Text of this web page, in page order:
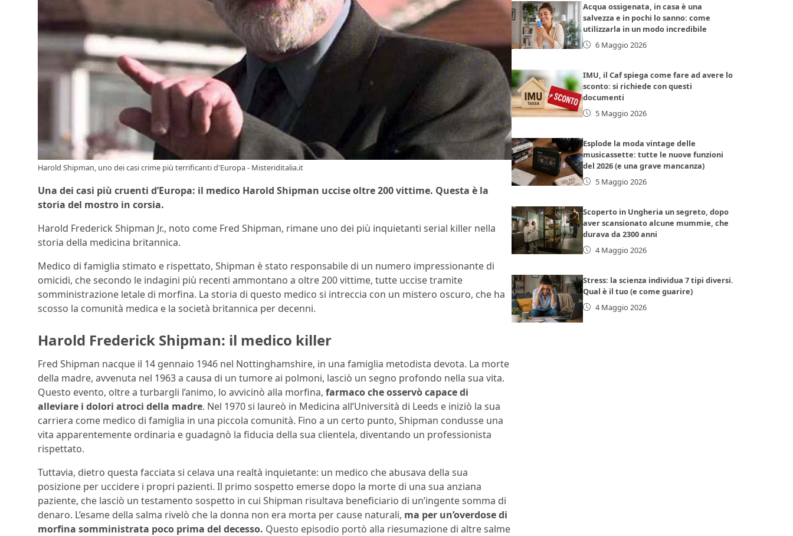
Harold Shipman, uno dei casi crime più terrificanti d'Europa - Misteriditalia.it
Una dei casi più cruenti d’Europa: il medico Harold Shipman uccise oltre 200 vittime. Questa è la
storia del mostro in corsia.
Harold Frederick Shipman Jr., noto come Fred Shipman, rimane uno dei più inquietanti serial killer nella
storia della medicina britannica.
Medico di famiglia stimato e rispettato, Shipman è stato responsabile di un numero impressionante di
omicidi, che secondo le indagini più recenti ammontano a oltre 200 vittime, tutte uccise tramite
somministrazione letale di morfina. La storia di questo medico si intreccia con un mistero oscuro, che ha
scosso la comunità medica e la società britannica per decenni.
Harold Frederick Shipman: il medico killer
Fred Shipman nacque il 14 gennaio 1946 nel Nottinghamshire, in una famiglia metodista devota. La morte
della madre, avvenuta nel 1963 a causa di un tumore ai polmoni, lasciò un segno profondo nella sua vita.
Questo evento, oltre a turbargli l’animo, lo avvicinò alla morfina, farmaco che osservò capace di
alleviare i dolori atroci della madre. Nel 1970 si laureò in Medicina all’Università di Leeds e iniziò la sua
carriera come medico di famiglia in una piccola comunità. Fino a un certo punto, Shipman condusse una
vita apparentemente ordinaria e guadagnò la fiducia della sua clientela, diventando un professionista
rispettato.
Tuttavia, dietro questa facciata si celava una realtà inquietante: un medico che abusava della sua
posizione per uccidere i propri pazienti. Il primo sospetto emerse dopo la morte di una sua anziana
paziente, che lasciò un testamento sospetto in cui Shipman risultava beneficiario di un’ingente somma di
denaro. L’esame della salma rivelò che la donna non era morta per cause naturali, ma per un’overdose di
morfina somministrata poco prima del decesso. Questo episodio portò alla riesumazione di altre salme
Acqua ossigenata, in casa è una
salvezza e in pochi lo sanno: come
utilizzarla in un modo incredibile
6 Maggio 2026
IMU, il Caf spiega come fare ad avere lo
sconto: si richiede con questi
documenti
5 Maggio 2026
Esplode la moda vintage delle
musicassette: tutte le nuove funzioni
del 2026 (e una grave mancanza)
5 Maggio 2026
Scoperto in Ungheria un segreto, dopo
aver scansionato alcune mummie, che
durava da 2300 anni
4 Maggio 2026
Stress: la scienza individua 7 tipi diversi.
Qual è il tuo (e come guarire)
4 Maggio 2026